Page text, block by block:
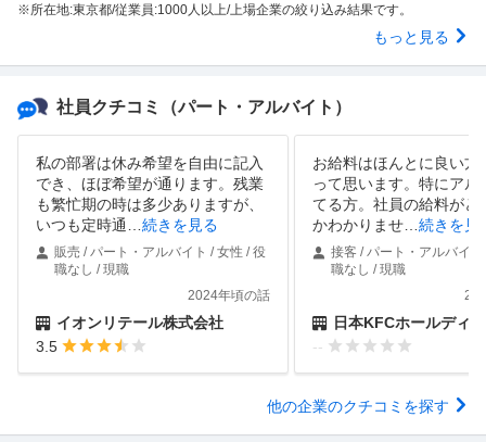
※所在地:東京都/従業員:1000人以上/上場企業の絞り込み結果です。
もっと見る
社員クチコミ （パート・アルバイト）
私の部署は休み希望を自由に記入
でき、ほぼ希望が通ります。残業
も繁忙期の時は多少ありますが、
いつも定時通
続きを見る
販売 / パート・アルバイト / 女性 / 役
職なし / 現職
2024年頃の話
イオンリテール株式会社
3.5
お給料はほんとに良い方
って思います。特にアル
てる方。社員の給料がど
かわかりませ
続きを見
接客 / パート・アルバイ
職なし / 現職
日本KFCホールディング
--
他の企業のクチコミを探す